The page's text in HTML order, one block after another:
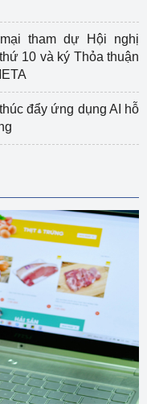
tham dự Hội nghị
10 và ký Thỏa thuận
đẩy ứng dụng AI hỗ